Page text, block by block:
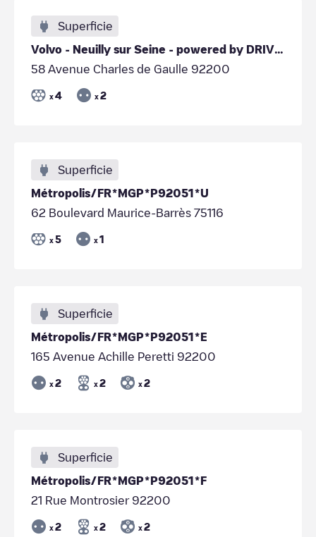
Superficie
Volvo - Neuilly sur Seine - powered by DRIVECO
58 Avenue Charles de Gaulle 92200
x 4 x 2
Superficie
Métropolis/FR*MGP*P92051*U
62 Boulevard Maurice-Barrès 75116
x 5 x 1
Superficie
Métropolis/FR*MGP*P92051*E
165 Avenue Achille Peretti 92200
x 2 x 2 x 2
Superficie
Métropolis/FR*MGP*P92051*F
21 Rue Montrosier 92200
x 2 x 2 x 2